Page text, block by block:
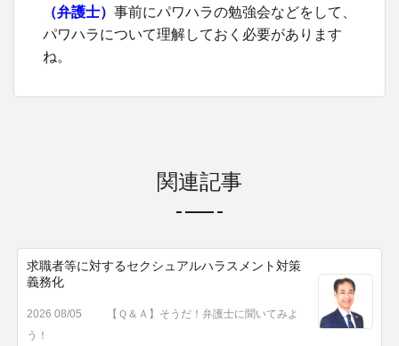
（弁護士） 事前にパワハラの勉強会などをして、
パワハラについて理解しておく必要があります
ね。
関連記事
求職者等に対するセクシュアルハラスメント対策
義務化
2026 08/05
【Ｑ＆Ａ】そうだ！弁護士に聞いてみよ
う！